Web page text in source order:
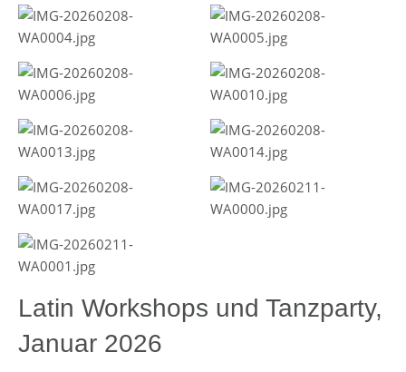
Latin Workshops und Tanzparty,
Januar 2026